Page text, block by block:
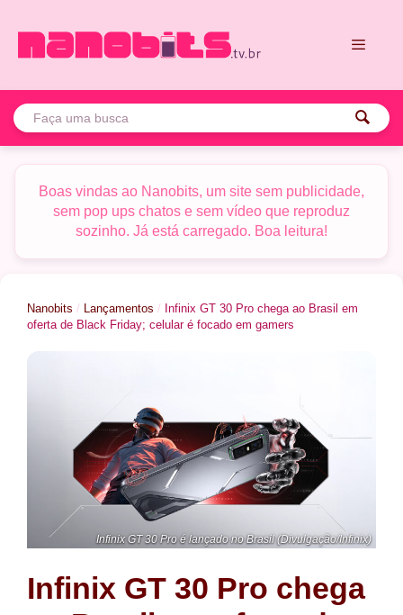
para
Boas vindas ao Nanobits, um site sem publicidade,
sem pop ups chatos e sem vídeo que reproduz
sozinho. Já está carregado. Boa leitura!
Nanobits / Lançamentos / Infinix GT 30 Pro chega ao Brasil em
oferta de Black Friday; celular é focado em gamers
Infinix GT 30 Pro é lançado no Brasil (Divulgação/Infinix)
Infinix GT 30 Pro chega